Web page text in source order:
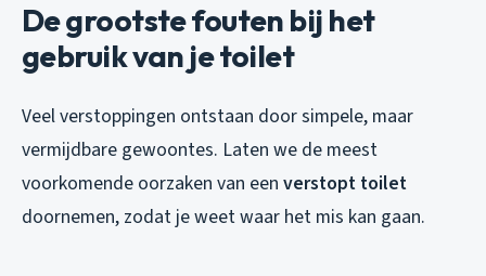
De grootste fouten bij het
gebruik van je toilet
Veel verstoppingen ontstaan door simpele, maar
vermijdbare gewoontes. Laten we de meest
voorkomende oorzaken van een verstopt toilet
doornemen, zodat je weet waar het mis kan gaan.